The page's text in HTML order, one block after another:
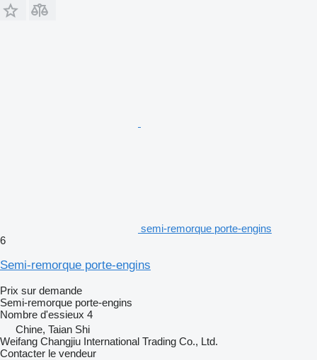
semi-remorque porte-engins
6
Semi-remorque porte-engins
Prix sur demande
Semi-remorque porte-engins
Nombre d'essieux 4
Chine, Taian Shi
Weifang Changjiu International Trading Co., Ltd.
Contacter le vendeur